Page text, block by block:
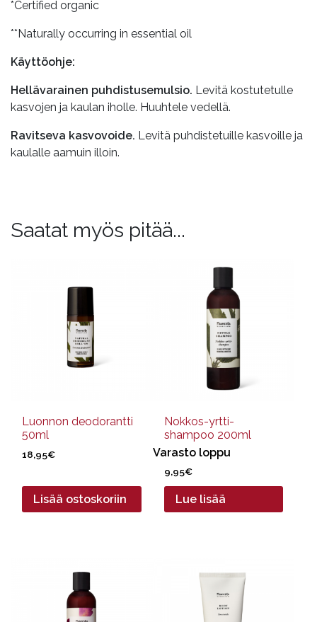
*Certified organic
**Naturally occurring in essential oil
Käyttöohje:
Hellävarainen puhdistusemulsio. Levitä kostutetulle
kasvojen ja kaulan iholle. Huuhtele vedellä.
Ravitseva kasvovoide. Levitä puhdistetuille kasvoille ja
kaulalle aamuin illoin.
Saatat myös pitää...
Luonnon deodorantti
50ml
18,95€
Lisää ostoskoriin
Nokkos-yrtti-
shampoo 200ml
Varasto loppu
9,95€
Lue lisää